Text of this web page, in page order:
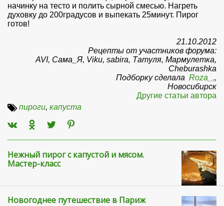
начинку на тесто и полить сырной смесью. Нагреть
духовку до 200градусов и выпекать 25минут. Пирог
готов!
21.10.2012
Рецепты от участников форума:
AVI, Сама_Я, Viku, sabira, Татуля, Мармулетка,
Cheburashka
Подборку сделала Roza_,,
Новосибирск
Другие статьи автора
пироги, капуста
Нежный пирог с капустой и мясом.
Мастер-класс
Новогоднее путешествие в Париж